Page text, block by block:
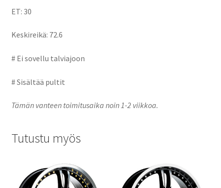
ET: 30
Keskireikä: 72.6
# Ei sovellu talviajoon
# Sisältää pultit
Tämän vanteen toimitusaika noin 1-2 viikkoa.
Tutustu myös